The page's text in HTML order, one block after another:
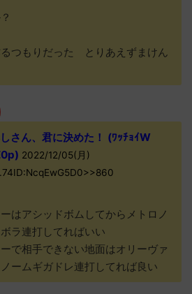
つもりだった とりあえずまけん
さん、君に決めた！ (ﾜｯﾁｮｲW
2022/12/05(月)
はアシッドボムしてからメトロノ
ラ連打してればいい
で相手できない地面はオリーヴァ
ームギガドレ連打してれば良い